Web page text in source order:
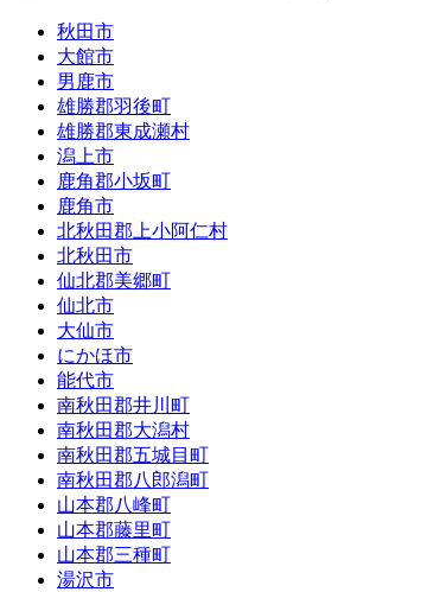
秋田市
大館市
男鹿市
雄勝郡羽後町
雄勝郡東成瀬村
潟上市
鹿角郡小坂町
鹿角市
北秋田郡上小阿仁村
北秋田市
仙北郡美郷町
仙北市
大仙市
にかほ市
能代市
南秋田郡井川町
南秋田郡大潟村
南秋田郡五城目町
南秋田郡八郎潟町
山本郡八峰町
山本郡藤里町
山本郡三種町
湯沢市